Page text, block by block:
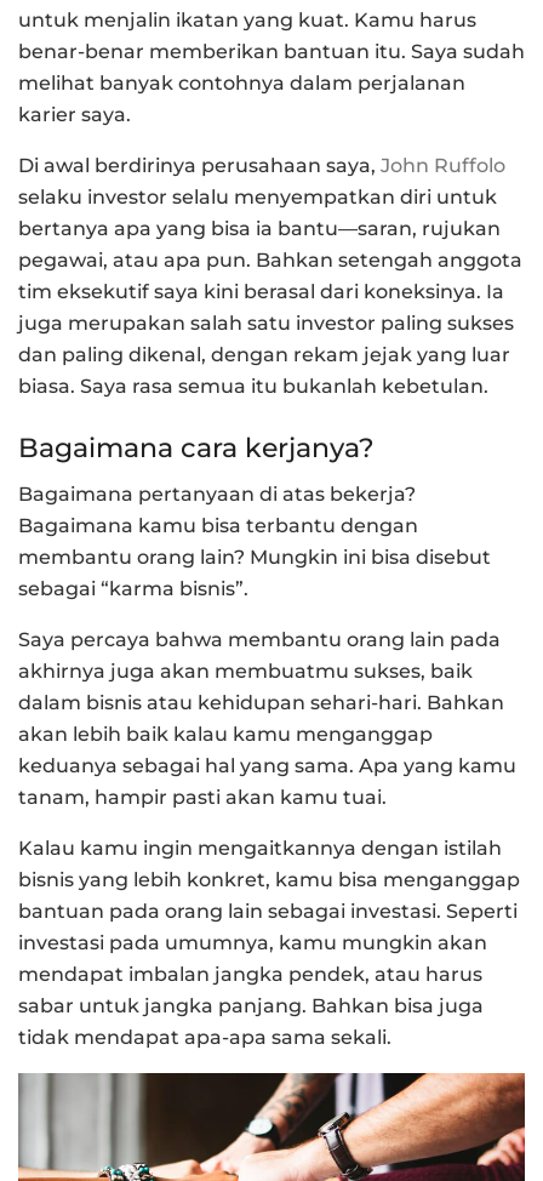
untuk menjalin ikatan yang kuat. Kamu harus
benar-benar memberikan bantuan itu. Saya sudah
melihat banyak contohnya dalam perjalanan
karier saya.
Di awal berdirinya perusahaan saya, John Ruffolo
selaku investor selalu menyempatkan diri untuk
bertanya apa yang bisa ia bantu—saran, rujukan
pegawai, atau apa pun. Bahkan setengah anggota
tim eksekutif saya kini berasal dari koneksinya. Ia
juga merupakan salah satu investor paling sukses
dan paling dikenal, dengan rekam jejak yang luar
biasa. Saya rasa semua itu bukanlah kebetulan.
Bagaimana cara kerjanya?
Bagaimana pertanyaan di atas bekerja?
Bagaimana kamu bisa terbantu dengan
membantu orang lain? Mungkin ini bisa disebut
sebagai “karma bisnis”.
Saya percaya bahwa membantu orang lain pada
akhirnya juga akan membuatmu sukses, baik
dalam bisnis atau kehidupan sehari-hari. Bahkan
akan lebih baik kalau kamu menganggap
keduanya sebagai hal yang sama. Apa yang kamu
tanam, hampir pasti akan kamu tuai.
Kalau kamu ingin mengaitkannya dengan istilah
bisnis yang lebih konkret, kamu bisa menganggap
bantuan pada orang lain sebagai investasi. Seperti
investasi pada umumnya, kamu mungkin akan
mendapat imbalan jangka pendek, atau harus
sabar untuk jangka panjang. Bahkan bisa juga
tidak mendapat apa-apa sama sekali.